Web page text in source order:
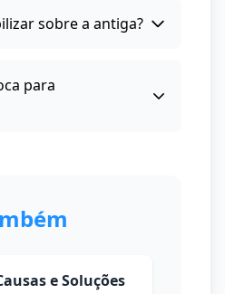
sobre a antiga?
para
e Soluções